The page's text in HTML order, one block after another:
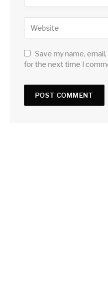
Save my name,
for the next time I